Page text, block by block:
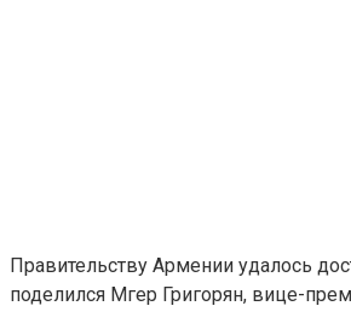
Правительству Армении удалось
поделился Мгер Григорян, вице-